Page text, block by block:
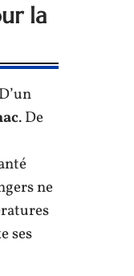
la
. De
ne
ses